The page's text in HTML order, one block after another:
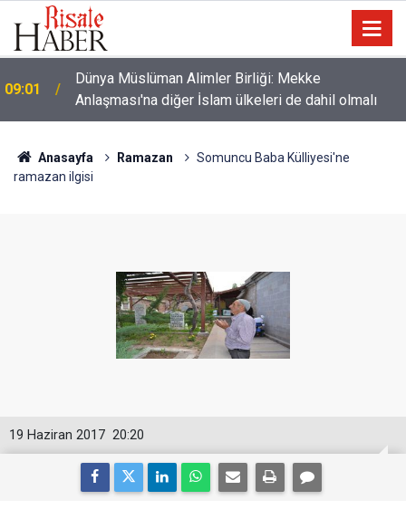
09:01
Dünya Müslüman Alimler Birliği: Mekke
Anlaşması'na diğer İslam ülkeleri de dahil olmalı
Anasayfa Ramazan
Somuncu Baba Külliyesi'ne
ramazan ilgisi
20:20
19 Haziran 2017